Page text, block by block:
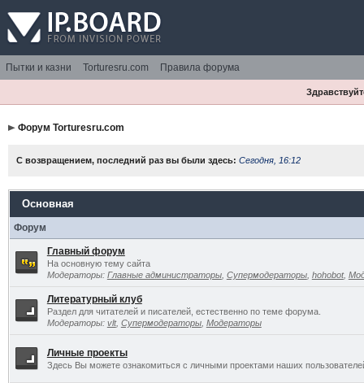
Пытки и казни Torturesru.com Правила форума
Форум Torturesru.com
С возвращением, последний раз вы были здесь: Сегодня, 16:12
Основная
Форум
Главный форум
На основную тему сайта
Модераторы: Главные администраторы, Супермодераторы, hohobot,
Литературный клуб
Раздел для читателей и писателей, естественно по теме форума.
Модераторы: vlt, Супермодераторы, Модераторы
Личные проекты
Здесь Вы можете ознакомиться с личными проектами наших